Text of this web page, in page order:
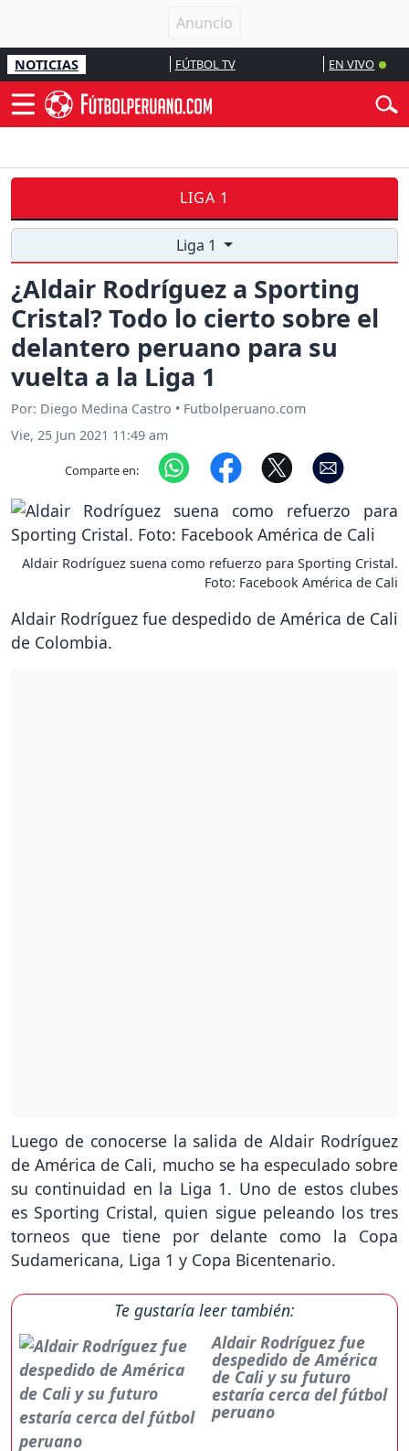
NOTICIAS FÚTBOL TV EN VIVO
LIGA 1
Liga 1
¿Aldair Rodríguez a Sporting
Cristal? Todo lo cierto sobre el
delantero peruano para su
vuelta a la Liga 1
Por: Diego Medina Castro • Futbolperuano.com
Vie, 25 Jun 2021 11:49 am
Comparte en:
Aldair Rodríguez suena como refuerzo para Sporting Cristal.
Foto: Facebook América de Cali
Aldair Rodríguez fue despedido de América de Cali
de Colombia.
Luego de conocerse la salida de Aldair Rodríguez
de América de Cali, mucho se ha especulado sobre
su continuidad en la Liga 1. Uno de estos clubes
es Sporting Cristal, quien sigue peleando los tres
torneos que tiene por delante como la Copa
Sudamericana, Liga 1 y Copa Bicentenario.
Te gustaría leer también:
Aldair Rodríguez fue
despedido de América
de Cali y su futuro
estaría cerca del fútbol
peruano